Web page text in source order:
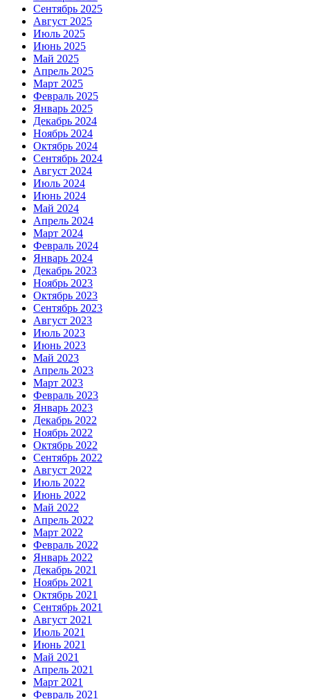
Сентябрь 2025
Август 2025
Июль 2025
Июнь 2025
Май 2025
Апрель 2025
Март 2025
Февраль 2025
Январь 2025
Декабрь 2024
Ноябрь 2024
Октябрь 2024
Сентябрь 2024
Август 2024
Июль 2024
Июнь 2024
Май 2024
Апрель 2024
Март 2024
Февраль 2024
Январь 2024
Декабрь 2023
Ноябрь 2023
Октябрь 2023
Сентябрь 2023
Август 2023
Июль 2023
Июнь 2023
Май 2023
Апрель 2023
Март 2023
Февраль 2023
Январь 2023
Декабрь 2022
Ноябрь 2022
Октябрь 2022
Сентябрь 2022
Август 2022
Июль 2022
Июнь 2022
Май 2022
Апрель 2022
Март 2022
Февраль 2022
Январь 2022
Декабрь 2021
Ноябрь 2021
Октябрь 2021
Сентябрь 2021
Август 2021
Июль 2021
Июнь 2021
Май 2021
Апрель 2021
Март 2021
Февраль 2021